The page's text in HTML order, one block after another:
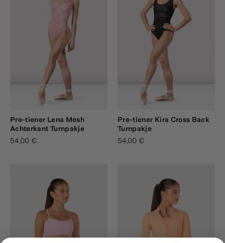
Pre-tiener Lena Mesh
Achterkant Turnpakje
54,00 €
Pre-tiener Kira Cross Back
Turnpakje
54,00 €